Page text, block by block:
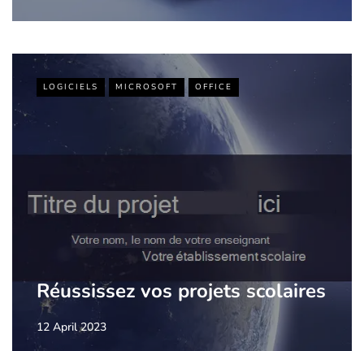
LOGICIELS MICROSOFT OFFICE
Réussissez vos projets scolaires
12 April 2023